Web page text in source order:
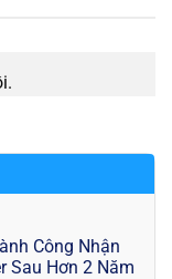
Công Nhận
Sau Hơn 2 Năm